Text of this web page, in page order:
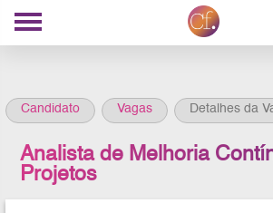
Candidato Vagas Detalhes da
Analista de Melhoria
Projetos